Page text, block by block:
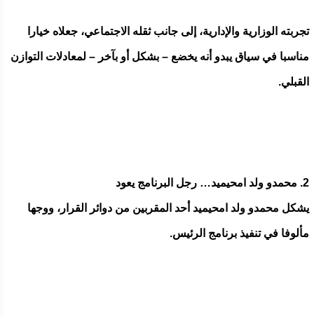
تجربته الوزارية والإدارية، إلى جانب ثقله الاجتماعي، جعلاه خيارا
مناسبا في سياق يبدو أنه يخضع – بشكل أو بآخر – لمعادلات التوازن
القبلي.
2. محمدو ولد امحيميد… رجل البرنامج يعود
يشكل محمدو ولد امحيميد أحد المقربين من دوائر القرار، ووجها
مألوفا في تنفيذ برنامج الرئيس.